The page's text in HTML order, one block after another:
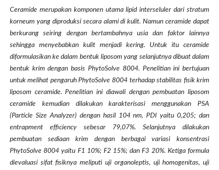
Ceramide merupakan komponen utama lipid interseluler dari stratum
korneum yang diproduksi secara alami di kulit. Namun ceramide dapat
berkurang seiring dengan bertambahnya usia dan faktor lainnya
sehingga menyebabkan kulit menjadi kering. Untuk itu ceramide
diformulasikan ke dalam bentuk liposom yang selanjutnya dibuat dalam
bentuk krim dengan basis PhytoSolve 8004. Penelitian ini bertujuan
untuk melihat pengaruh PhytoSolve 8004 terhadap stabilitas fisik krim
liposom ceramide. Penelitian ini diawali dengan pembuatan liposom
ceramide kemudian dilakukan karakterisasi menggunakan PSA
(Particle Size Analyzer) dengan hasil 104 nm, PDI yaitu 0,205; dan
entrapment efficiency sebesar 79,07%. Selanjutnya dilakukan
pembuatan sediaan krim dengan berbagai variasi konsentrasi
PhytoSolve 8004 yaitu F1 10%; F2 15%; dan F3 20%. Ketiga formula
dievaluasi sifat fisiknya meliputi uji organoleptis, uji homogenitas, uji